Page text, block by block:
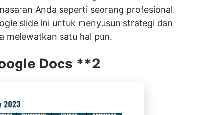
Anda seperti seorang profesional.
slide ini untuk menyusun strategi dan
melewatkan satu hal pun.
Docs **2